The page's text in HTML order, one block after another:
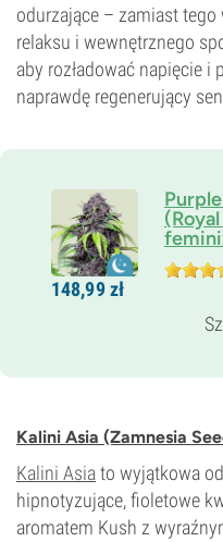
odurzające – zamiast tego
relaksu i wewnętrznego
aby rozładować napięcie
naprawdę regenerujący
Rodzice
Kush Rose
Czas kwitnienia
0–1%
CBD
17%
Typ kwitnienia
Autokwitnący
148,99zł
Kalini Asia (Zamnesia
Kalini Asiato wyjątkowa
hipnotyzujące, fioletowe
aromatem Kush z